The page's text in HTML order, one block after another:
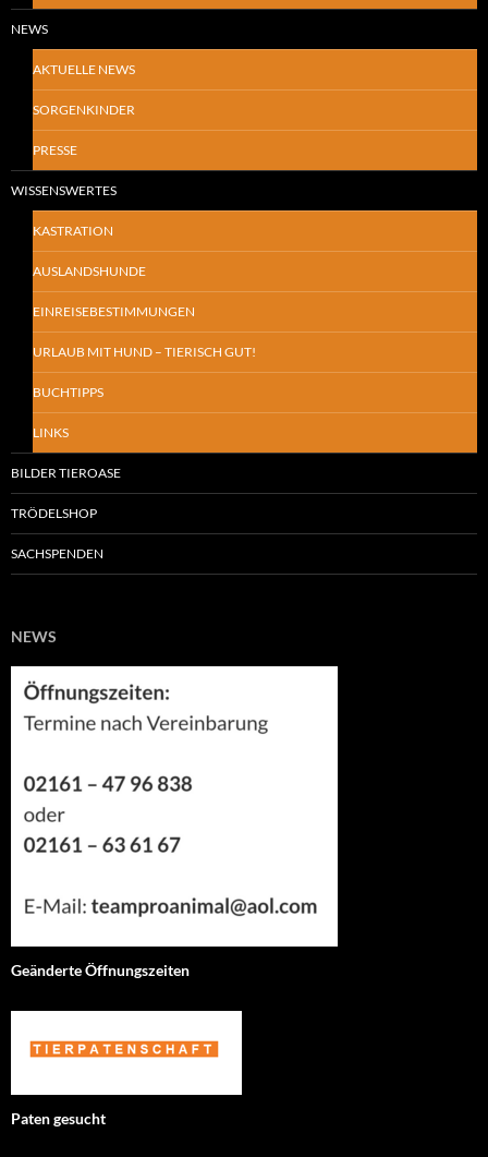
NEWS
AKTUELLE NEWS
SORGENKINDER
PRESSE
WISSENSWERTES
KASTRATION
AUSLANDSHUNDE
EINREISEBESTIMMUNGEN
URLAUB MIT HUND – TIERISCH GUT!
BUCHTIPPS
LINKS
BILDER TIEROASE
TRÖDELSHOP
SACHSPENDEN
NEWS
Geänderte Öffnungszeiten
Paten gesucht